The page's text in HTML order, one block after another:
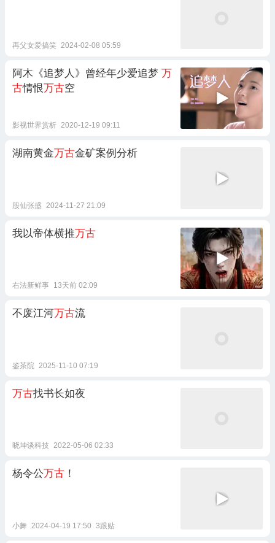
再父女爱搞笑 2024-02-08 05:59
阿木《追梦人》曾经年少爱追梦 万
古情恨万古空
影视世界赏析 2020-12-19 09:11
湖南黄金万古金矿案例分析
股仙张盛 2024-11-27 21:09
我以帝体横推万古
右法新鲜事 13天前 02:09
不废江河万古流
鉴茶院 2025-11-10 07:19
万古找书长如夜
晓坤谈科技 2022-05-06 02:33
杨令公万古 ！
小舞 2024-04-19 17:50 3跟贴